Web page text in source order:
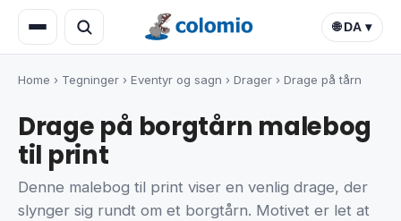
🌐 DA ▾
Home › Tegninger › Eventyr og sagn › Drager › Drage på tårn
Drage på borgtårn malebog
til print
Denne malebog til print viser en venlig drage, der
slynger sig rundt om et borgtårn. Motivet er let at